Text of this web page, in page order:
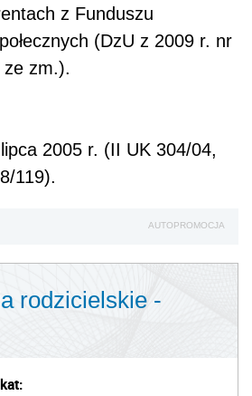
z Funduszu
(DzU z 2009 r. nr
zm.).
2005 r. (II UK 304/04,
119).
AUTOPROMOCJA
rodzicielskie -